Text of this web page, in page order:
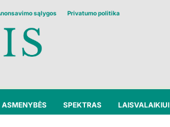
sąlygos Privatumo politika
ASMENYBĖS SPEKTRAS LAISVALAIKIUI